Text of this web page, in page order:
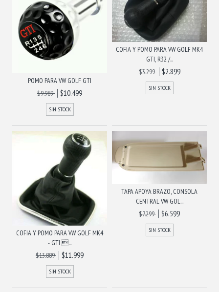
POMO PARA VW GOLF GTI
$9.989
$10.499
SIN STOCK
COFIA Y POMO PARA VW GOLF MK4
GTI, R32 /...
$3.299
$2.899
SIN STOCK
COFIA Y POMO PARA VW GOLF MK4
- GTI ...
$13.889
$11.999
SIN STOCK
TAPA APOYA BRAZO, CONSOLA
CENTRAL VW GOL...
$7.299
$6.599
SIN STOCK